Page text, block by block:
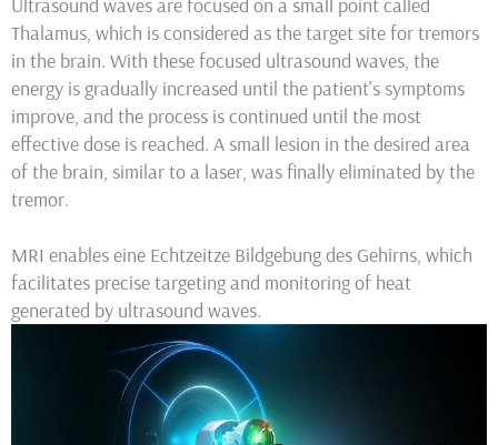
Ultrasound waves are focused on a small point called
Thalamus, which is considered as the target site for tremors
in the brain. With these focused ultrasound waves, the
energy is gradually increased until the patient's symptoms
improve, and the process is continued until the most
effective dose is reached. A small lesion in the desired area
of the brain, similar to a laser, was finally eliminated by the
tremor.
MRI enables eine Echtzeitze Bildgebung des Gehirns, which
facilitates precise targeting and monitoring of heat
generated by ultrasound waves.